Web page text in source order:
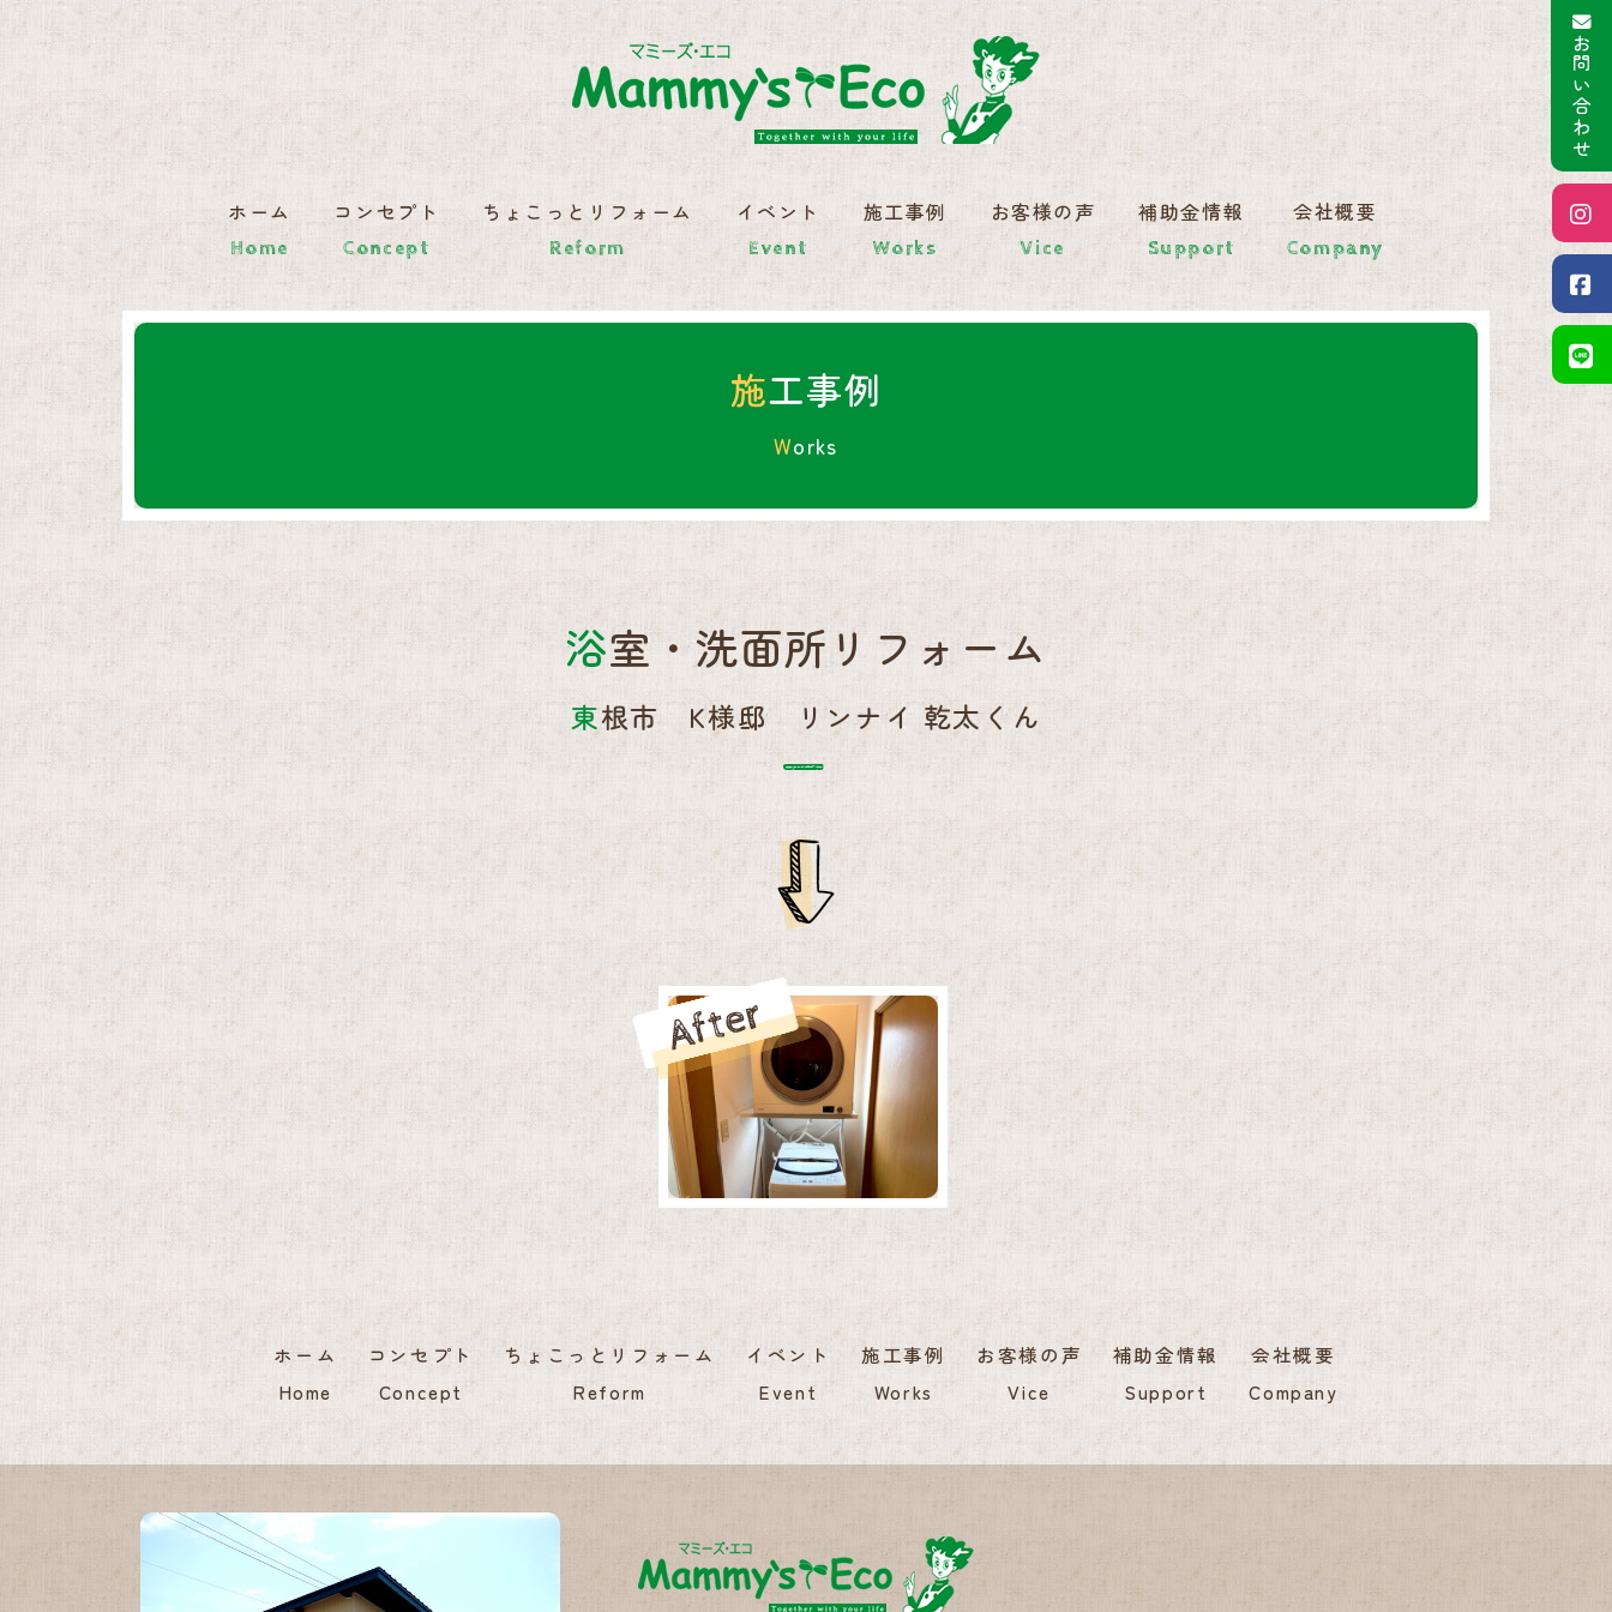
施工事例｜エネルギーをデザ
ホーム
Home
コンセプト
Concept
ちょこっとリフォーム
Reform
イベント
Event
施工事例
Works
お客様の声
Vice
補助金情報
Support
会社概要
Company
施工事例
Works
浴室・洗面所リフォーム
東根市 K様邸 リンナイ 乾太くん
ホーム
Home
コンセプト
Concept
ちょこっとリフォーム
Reform
イベント
Event
施工事例
Works
お客様の声
Vice
補助金情報
Support
会社概要
Company
お問い合わせ